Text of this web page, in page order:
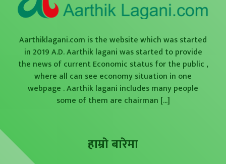
Aarthiklagani.com is the website which was started
in 2019 A.D. Aarthik lagani was started to provide
the news of current Economic status for the public ,
where all can see economy situation in one
webpage . Aarthik lagani includes many people
some of them are chairman [...]
हाम्राे बारेमा